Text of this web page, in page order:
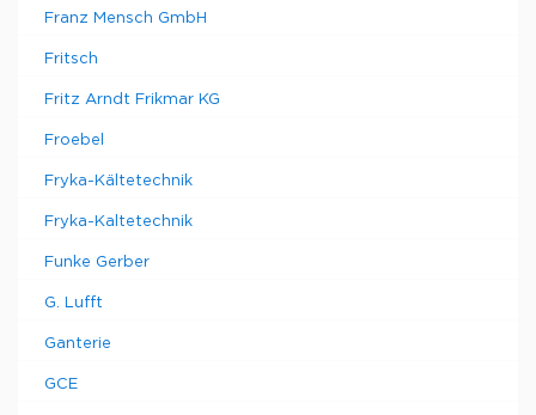
Franz Mensch GmbH
Fritsch
Fritz Arndt Frikmar KG
Froebel
Fryka-Kältetechnik
Fryka-Kaltetechnik
Funke Gerber
G. Lufft
Ganterie
GCE